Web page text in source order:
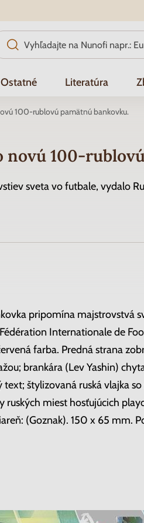
Ostatné Literatúra
100-rublovú pamätnú bankovku.
novú 100-
sveta vo futbale, vydalo
pripomína majstrovstvá
Internationale de
farba. Predná strana
brankára (Lev Yashin)
text; štylizovaná ruská vlajka
ruských miest hosťujúcich
(Goznak). 150 x 65